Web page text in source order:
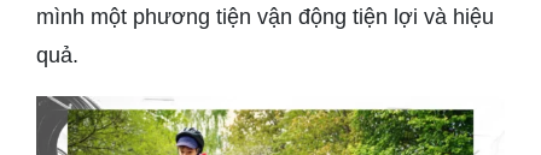
mình một phương tiện vận động tiện lợi và hiệu
quả.